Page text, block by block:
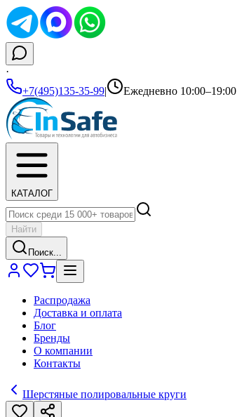
·
+7(495)135-35-99| Ежедневно 10:00–19:00
КАТАЛОГ
Найти
Поиск...
Распродажа
Доставка и оплата
Блог
Бренды
О компании
Контакты
Шерстяные полировальные круги